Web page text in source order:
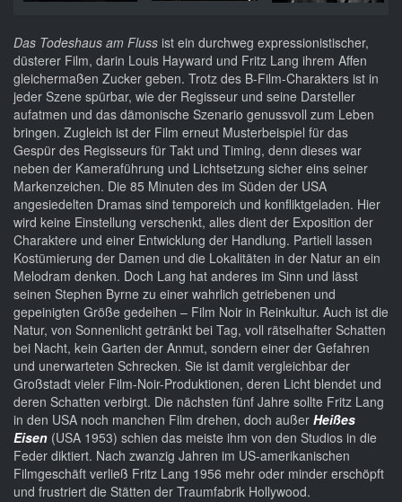
Das Todeshaus am Fluss ist ein durchweg expressionistischer,
düsterer Film, darin Louis Hayward und Fritz Lang ihrem Affen
gleichermaßen Zucker geben. Trotz des B-Film-Charakters ist in
jeder Szene spürbar, wie der Regisseur und seine Darsteller
aufatmen und das dämonische Szenario genussvoll zum Leben
bringen. Zugleich ist der Film erneut Musterbeispiel für das
Gespür des Regisseurs für Takt und Timing, denn dieses war
neben der Kameraführung und Lichtsetzung sicher eins seiner
Markenzeichen. Die 85 Minuten des im Süden der USA
angesiedelten Dramas sind temporeich und konfliktgeladen. Hier
wird keine Einstellung verschenkt, alles dient der Exposition der
Charaktere und einer Entwicklung der Handlung. Partiell lassen
Kostümierung der Damen und die Lokalitäten in der Natur an ein
Melodram denken. Doch Lang hat anderes im Sinn und lässt
seinen Stephen Byrne zu einer wahrlich getriebenen und
gepeinigten Größe gedeihen – Film Noir in Reinkultur. Auch ist die
Natur, von Sonnenlicht getränkt bei Tag, voll rätselhafter Schatten
bei Nacht, kein Garten der Anmut, sondern einer der Gefahren
und unerwarteten Schrecken. Sie ist damit vergleichbar der
Großstadt vieler Film-Noir-Produktionen, deren Licht blendet und
deren Schatten verbirgt. Die nächsten fünf Jahre sollte Fritz Lang
in den USA noch manchen Film drehen, doch außer Heißes
Eisen (USA 1953) schien das meiste ihm von den Studios in die
Feder diktiert. Nach zwanzig Jahren im US-amerikanischen
Filmgeschäft verließ Fritz Lang 1956 mehr oder minder erschöpft
und frustriert die Stätten der Traumfabrik Hollywood.